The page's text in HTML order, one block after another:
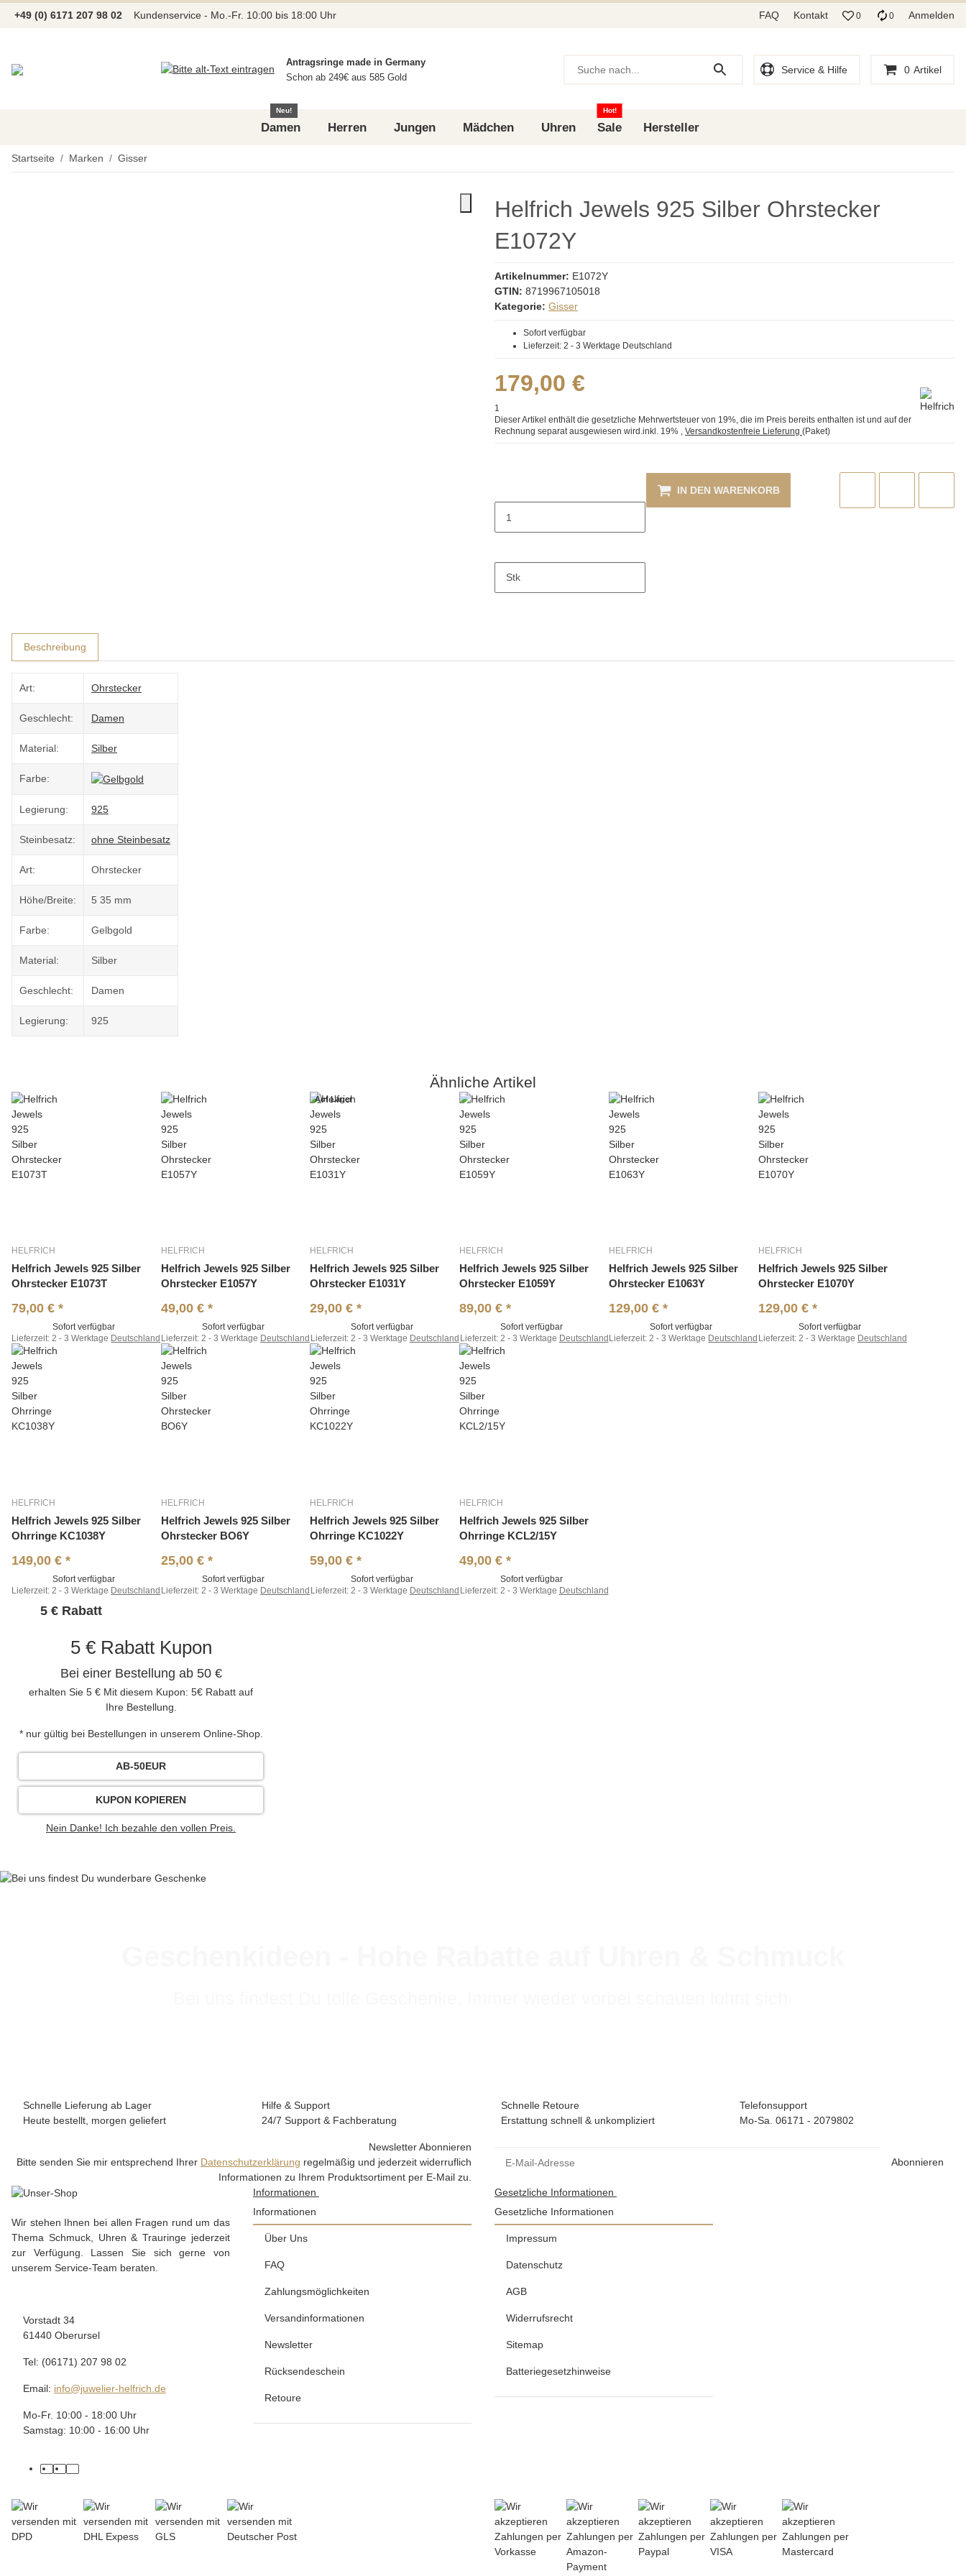
+49 (0) 6171 207 98 02 Kundenservice - Mo.-Fr. 10:00 bis 18:00 Uhr FAQ Kontakt 0 0 Anmelden
Antragsringe made in Germany
Schon ab 249€ aus 585 Gold
Service & Hilfe 0 Artikel
Damen
Neu!
Herren Jungen Mädchen Uhren Sale
Hot!
Hersteller
Startseite Marken Gisser
Helfrich Jewels 925 Silber Ohrstecker
E1072Y
Artikelnummer: E1072Y
GTIN: 8719967105018
Kategorie: Gisser
Sofort verfügbar
Lieferzeit: 2 - 3 Werktage Deutschland
179,00 €
1
Dieser Artikel enthält die gesetzliche Mehrwertsteuer von 19%, die im Preis bereits enthalten ist und auf der
Rechnung separat ausgewiesen wird.inkl. 19% , Versandkostenfreie Lieferung (Paket)
Stk
IN DEN WARENKORB
Beschreibung
Art: Ohrstecker
Geschlecht: Damen
Material: Silber
Farbe:
Legierung: 925
Steinbesatz: ohne Steinbesatz
Art: Ohrstecker
Höhe/Breite: 5 35 mm
Farbe: Gelbgold
Material: Silber
Geschlecht: Damen
Legierung: 925
Ähnliche Artikel
HELFRICH
Helfrich Jewels 925 Silber
Ohrstecker E1073T
79,00 € *
Sofort verfügbar
Lieferzeit:2 - 3 Werktage Deutschland
HELFRICH
Helfrich Jewels 925 Silber
Ohrstecker E1057Y
49,00 € *
Sofort verfügbar
Lieferzeit:2 - 3 Werktage Deutschland
Auf Lager
HELFRICH
Helfrich Jewels 925 Silber
Ohrstecker E1031Y
29,00 €*
Sofort verfügbar
Lieferzeit: 2 - 3 Werktage Deutschland
HELFRICH
Helfrich Jewels 925 Silber
Ohrstecker E1059Y
89,00 €*
Sofort verfügbar
Lieferzeit: 2 - 3 Werktage Deutschland
HELFRICH
Helfrich Jewels 925 Silber
Ohrstecker E1063Y
129,00 € *
Sofort verfügbar
Lieferzeit:2 - 3 Werktage Deutschland
HELFRICH
Helfrich Jewels 925 Silber
Ohrstecker E1070Y
129,00 € *
Sofort verfügbar
Lieferzeit: 2 - 3 Werktage Deutschland
HELFRICH
Helfrich Jewels 925 Silber
Ohrringe KC1038Y
149,00 € *
Sofort verfügbar
Lieferzeit:2 - 3 Werktage Deutschland
HELFRICH
Helfrich Jewels 925 Silber
Ohrstecker BO6Y
25,00 € *
Sofort verfügbar
Lieferzeit:2 - 3 Werktage Deutschland
HELFRICH
Helfrich Jewels 925 Silber
Ohrringe KC1022Y
59,00 €*
Sofort verfügbar
Lieferzeit: 2 - 3 Werktage Deutschland
HELFRICH
Helfrich Jewels 925 Silber
Ohrringe KCL2/15Y
49,00 €*
Sofort verfügbar
Lieferzeit: 2 - 3 Werktage Deutschland
5 € Rabatt
5 € Rabatt Kupon
Bei einer Bestellung ab 50 €
erhalten Sie 5 € Mit diesem Kupon: 5€ Rabatt auf
Ihre Bestellung.
* nur gültig bei Bestellungen in unserem Online-Shop.
AB-50EUR
KUPON KOPIEREN
Nein Danke! Ich bezahle den vollen Preis.
Schnelle Lieferung ab Lager
Heute bestellt, morgen geliefert
Hilfe & Support
24/7 Support & Fachberatung
Schnelle Retoure
Erstattung schnell & unkompliziert
Telefonsupport
Mo-Sa. 06171 - 2079802
Newsletter Abonnieren
Bitte senden Sie mir entsprechend Ihrer Datenschutzerklärung regelmäßig und jederzeit widerruflich
Informationen zu Ihrem Produktsortiment per E-Mail zu.
Abonnieren
Wir stehen Ihnen bei allen Fragen rund um das
Thema Schmuck, Uhren & Trauringe jederzeit
zur Verfügung. Lassen Sie sich gerne von
unserem Service-Team beraten.
Vorstadt 34
61440 Oberursel
Tel: (06171) 207 98 02
Email: info@juwelier-helfrich.de
Mo-Fr. 10:00 - 18:00 Uhr
Samstag: 10:00 - 16:00 Uhr
Informationen
Informationen
Über Uns
FAQ
Zahlungsmöglichkeiten
Versandinformationen
Newsletter
Rücksendeschein
Retoure
Gesetzliche Informationen
Gesetzliche Informationen
Impressum
Datenschutz
AGB
Widerrufsrecht
Sitemap
Batteriegesetzhinweise